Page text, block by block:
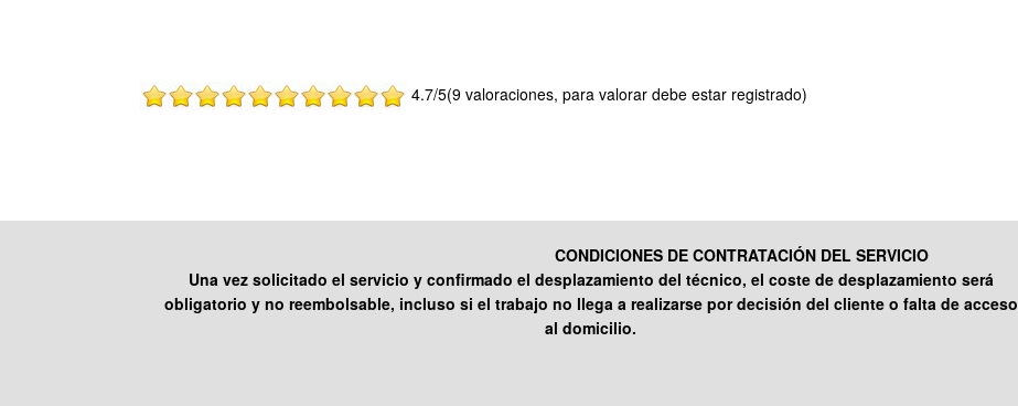
4.7/5(9 valoraciones, para valorar debe estar registrado)
CONDICIONES DE CONTRATACIÓN DEL SERVICIO
Una vez solicitado el servicio y confirmado el desplazamiento del técnico, el coste de desplazamiento será
obligatorio y no reembolsable, incluso si el trabajo no llega a realizarse por decisión del cliente o falta de acceso
al domicilio.